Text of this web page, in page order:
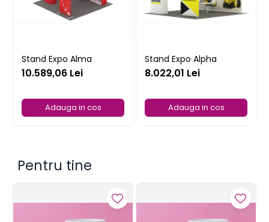
Stand Expo Alma
10.589,06 Lei
Adauga in cos
Stand Expo Alpha
8.022,01 Lei
Adauga in cos
Pentru tine